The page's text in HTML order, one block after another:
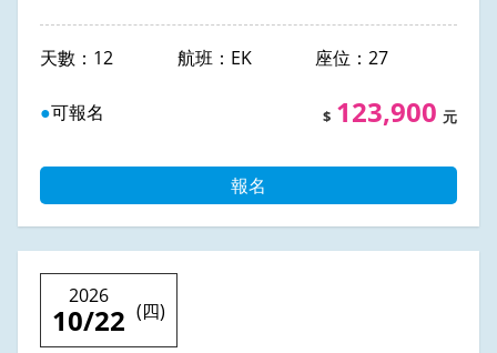
同業專區
關於巨大
旅·生活
12 EK 27
可報名 123,900
報名
2026
10/22 (四)